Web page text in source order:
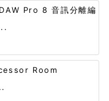
Pro 8 音訊分離編
Room